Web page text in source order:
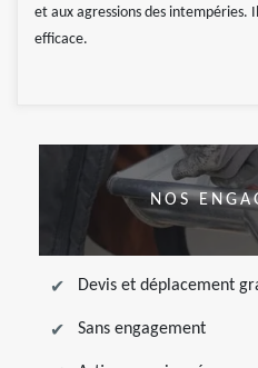
et aux agressions des intempéries.
efficace.
NOS
Devis et déplacement
Sans engagement